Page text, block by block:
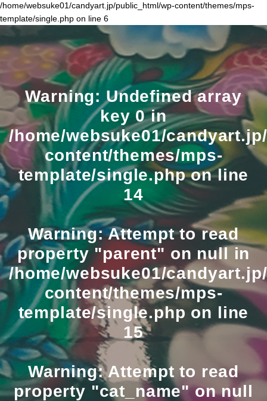
/home/websuke01/candyart.jp/public_html/wp-content/themes/mps-
template/single.php on line 6
Warning: Undefined array
key 0 in
/home/websuke01/
content/themes/mps-
template/single.phpon line
14
Warning: Attempt to read
property "parent" on null in
/home/websuke01/
content/themes/mps-
template/single.php on line
15
Warning: Attempt to read
property "cat_name" on null